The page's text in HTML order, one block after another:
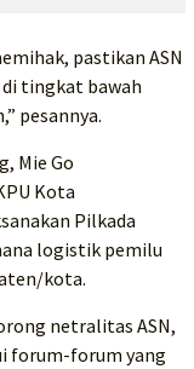
pastikan ASN
tingkat bawah
pesannya.
Mie Go
Kota
Pilkada
logistik pemilu
kota.
netralitas ASN,
forum-forum yang